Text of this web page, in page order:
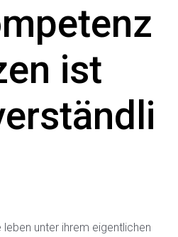
ist
unter ihrem eigentlichen